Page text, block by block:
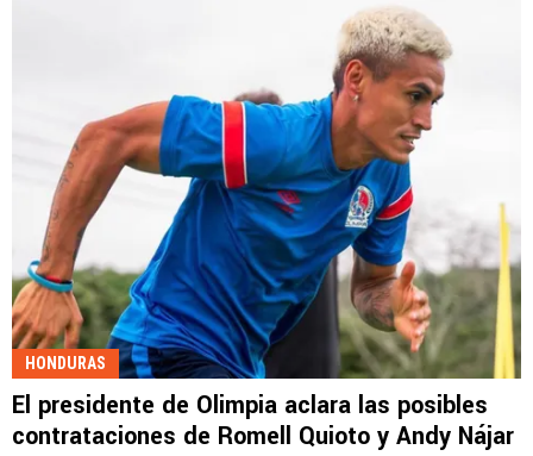
HONDURAS
El presidente de Olimpia aclara las posibles
contrataciones de Romell Quioto y Andy Nájar